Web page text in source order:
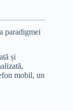
paradigmei
și
mobil, un